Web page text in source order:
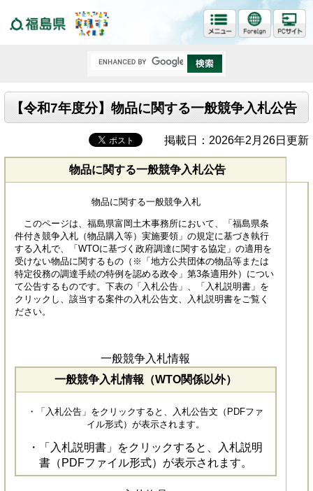
【令和7年度分】物品に関する一般競争入札公告
掲載日：2026年2月26日更新
物品に関する一般競争入札公告
物品に関する一般競争入札
このページは、福島県富岡土木事務所において、「福島県条
件付き競争入札（物品購入等）実施要領」の規定に基づき執行
する入札で、「WTOに基づく政府調達に関する協定」の適用を
受けない物品に関するもの（※「地方公共団体の物品等または
特定役務の調達手続の特例を認める政令」第3条適用外）につい
て公告するものです。下表の「入札公告」、「入札説明書」を
クリックし、該当する案件の入札公告文、入札説明書をご覧く
ださい。
一般競争入札情報
一般競争入札情報（WTO関係以外）
・「入札公告」をクリックすると、入札公告文（PDFファ
イル形式）が表示されます。
・「入札説明書」をクリックすると、入札説明
書（PDFファイル形式）が表示されます。